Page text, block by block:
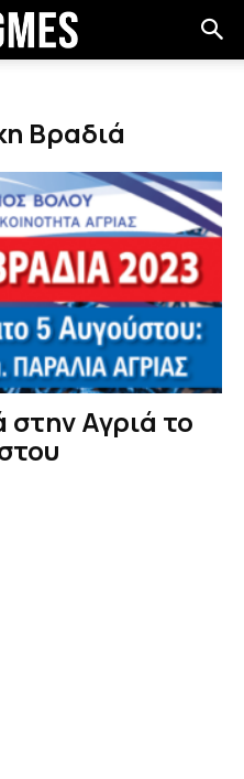
Βραδιά
Αγριά το